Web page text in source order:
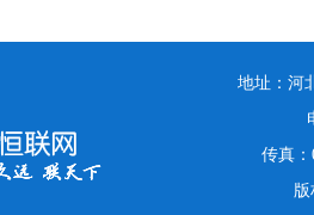
地址：河
传真